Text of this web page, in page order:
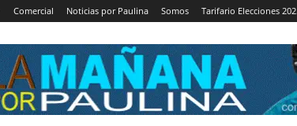
Comercial Noticias por Paulina Somos Tarifario Elecciones